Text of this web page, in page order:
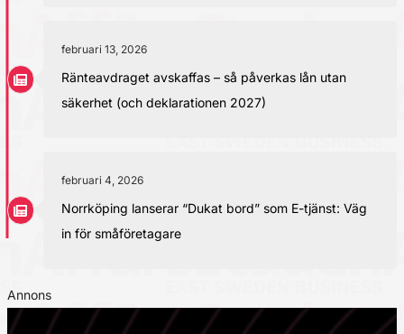
februari 13, 2026
Ränteavdraget avskaffas – så påverkas lån utan
säkerhet (och deklarationen 2027)
februari 4, 2026
Norrköping lanserar “Dukat bord” som E-tjänst: Väg
in för småföretagare
Annons